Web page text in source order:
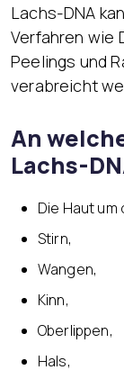
Lachs-DNA
Verfahren wie
Peelings und
verabreicht
An
Lachs-
Die Haut um
Stirn,
Wangen,
Kinn,
Oberlippen,
Hals,